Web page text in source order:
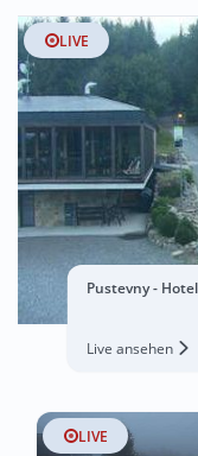
LIVE
Pustevny -
Live ansehen
LIVE